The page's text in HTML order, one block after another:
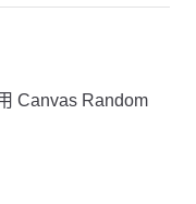
Canvas Random